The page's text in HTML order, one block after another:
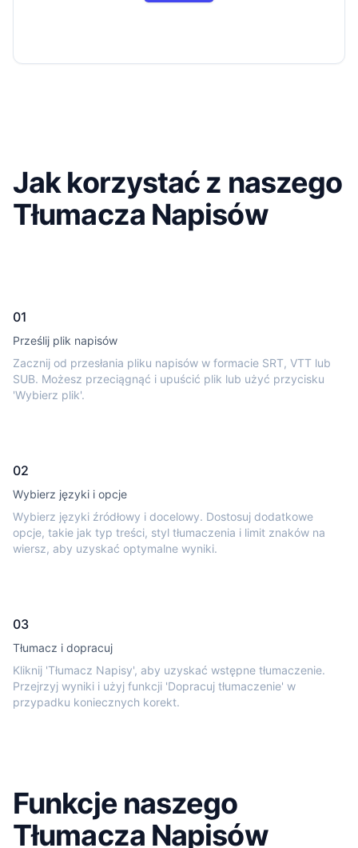
Jak korzystać z naszego
Tłumacza Napisów
01
Prześlij plik napisów
Zacznij od przesłania pliku napisów w formacie SRT, VTT lub
SUB. Możesz przeciągnąć i upuścić plik lub użyć przycisku
'Wybierz plik'.
02
Wybierz języki i opcje
Wybierz języki źródłowy i docelowy. Dostosuj dodatkowe
opcje, takie jak typ treści, styl tłumaczenia i limit znaków na
wiersz, aby uzyskać optymalne wyniki.
03
Tłumacz i dopracuj
Kliknij 'Tłumacz Napisy', aby uzyskać wstępne tłumaczenie.
Przejrzyj wyniki i użyj funkcji 'Dopracuj tłumaczenie' w
przypadku koniecznych korekt.
Funkcje naszego
Tłumacza Napisów